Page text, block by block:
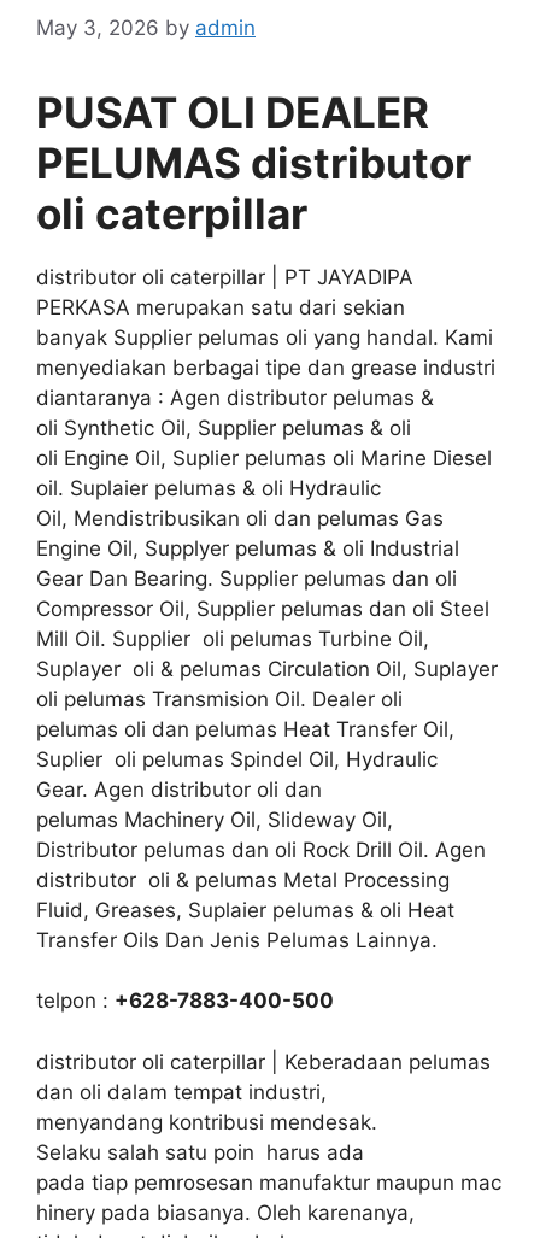
May 3, 2026 by admin
PUSAT OLI DEALER
PELUMAS distributor
oli caterpillar
distributor oli caterpillar | PT JAYADIPA
PERKASA merupakan satu dari sekian
banyak Supplier pelumas oli yang handal. Kami
menyediakan berbagai tipe dan grease industri
diantaranya : Agen distributor pelumas &
oli Synthetic Oil, Supplier pelumas & oli
oli Engine Oil, Suplier pelumas oli Marine Diesel
oil. Suplaier pelumas & oli Hydraulic
Oil, Mendistribusikan oli dan pelumas Gas
Engine Oil, Supplyer pelumas & oli Industrial
Gear Dan Bearing. Supplier pelumas dan oli
Compressor Oil, Supplier pelumas dan oli Steel
Mill Oil. Supplier oli pelumas Turbine Oil,
Suplayer oli & pelumas Circulation Oil, Suplayer
oli pelumas Transmision Oil. Dealer oli
pelumas oli dan pelumas Heat Transfer Oil,
Suplier oli pelumas Spindel Oil, Hydraulic
Gear. Agen distributor oli dan
pelumas Machinery Oil, Slideway Oil,
Distributor pelumas dan oli Rock Drill Oil. Agen
distributor oli & pelumas Metal Processing
Fluid, Greases, Suplaier pelumas & oli Heat
Transfer Oils Dan Jenis Pelumas Lainnya.
telpon : +628-7883-400-500
distributor oli caterpillar | Keberadaan pelumas
dan oli dalam tempat industri,
menyandang kontribusi mendesak.
Selaku salah satu poin harus ada
pada tiap pemrosesan manufaktur maupun mac
hinery pada biasanya. Oleh karenanya,